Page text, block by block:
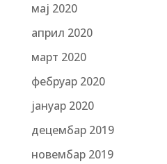
мај 2020
април 2020
март 2020
фебруар 2020
јануар 2020
децембар 2019
новембар 2019